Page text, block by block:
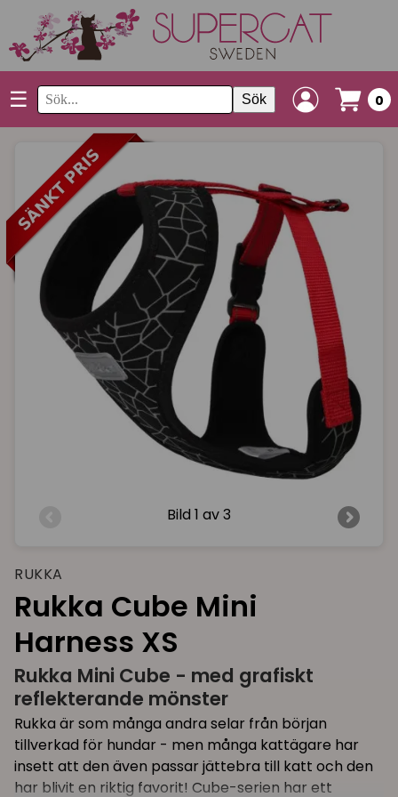
☰ Sök 0
Bild 1 av 3
RUKKA
Rukka Cube Mini
Harness XS
Rukka Mini Cube - med grafiskt
reflekterande mönster
Rukka är som många andra selar från början
tillverkad för hundar - men många kattägare har
insett att den även passar jättebra till katt och den
har blivit en riktig favorit! Cube-serien har ett